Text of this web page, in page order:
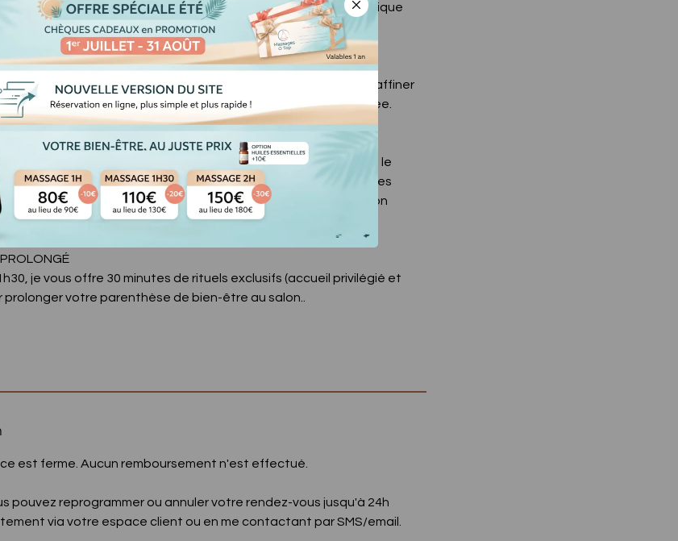
Lymphatique Originel, vous optez pour une méthode thérapeutique
mode commerciaux.
Jambes
la rétention d'eau, apaiser les sensations de lourdeur et affiner
Ressentez une légèreté immédiate et une fraîcheur retrouvée.
(1h30) : Drainage Corps & Visage
"Reset" complet de votre organisme. Ce soin traite les jambes, le
visage. En ouvrant toutes les zones clés de circulation, il libère les
du visage, apaise le système digestif et offre une détoxification
je vous offre 30 minutes de rituels exclusifs (accueil privilégié et
prolonger votre parenthèse de bien-être au salon..
est ferme. Aucun remboursement n'est effectué.
pouvez reprogrammer ou annuler votre rendez-vous jusqu'à 24h
via votre espace client ou en me contactant par SMS/email.